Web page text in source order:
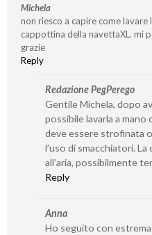
Michela
non riesco a capire come
cappottina della navettaXL. mi
grazie
Reply
Redazione PegPerego
Gentile Michela, dopo
possibile lavarla a
deve essere strofinata
l’uso di smacchiatori.
all’aria, possibilmente
Reply
Anna
Ho seguito con